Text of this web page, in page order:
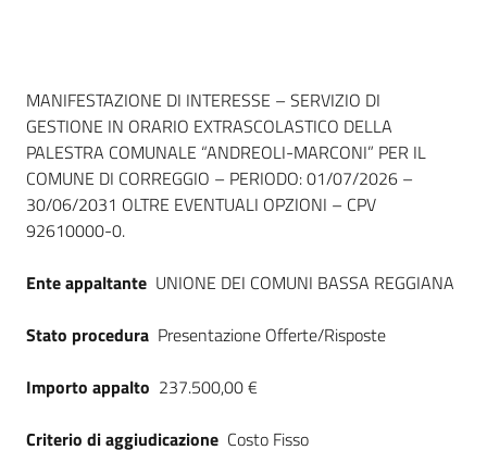
Dati del bando
MANIFESTAZIONE DI INTERESSE – SERVIZIO DI
GESTIONE IN ORARIO EXTRASCOLASTICO DELLA
PALESTRA COMUNALE “ANDREOLI-MARCONI” PER IL
COMUNE DI CORREGGIO – PERIODO: 01/07/2026 –
30/06/2031 OLTRE EVENTUALI OPZIONI – CPV
92610000-0.
Ente appaltante UNIONE DEI COMUNI BASSA REGGIANA
Stato procedura Presentazione Offerte/Risposte
Importo appalto 237.500,00 €
Criterio di aggiudicazione Costo Fisso